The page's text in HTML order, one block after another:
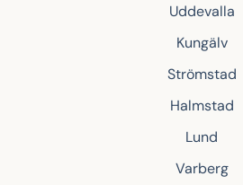
Uddevalla
Kungälv
Strömstad
Halmstad
Lund
Varberg